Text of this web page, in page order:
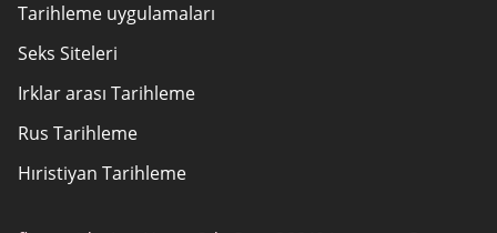
Kullanım Şartları
Site Haritası
Tarihleme uygulamaları
Seks Siteleri
Irklar arası Tarihleme
Rus Tarihleme
Hıristiyan Tarihleme